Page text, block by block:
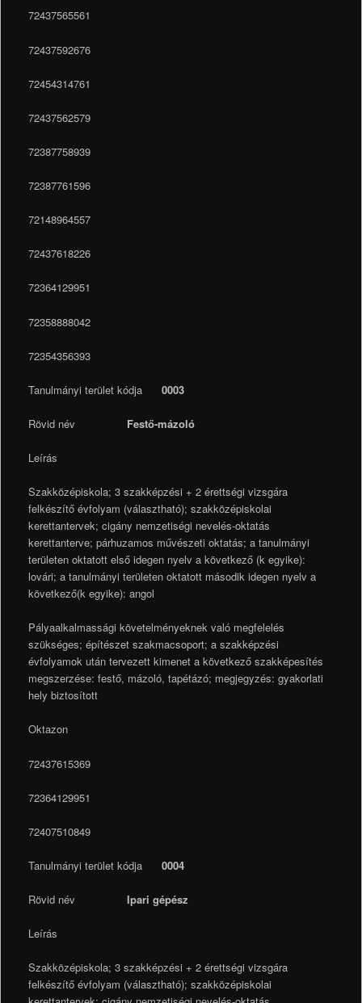
72437565561
72437592676
72454314761
72437562579
72387758939
72387761596
72148964557
72437618226
72364129951
72358888042
72354356393
Tanulmányi terület kódja 0003
Rövid név Festő-mázoló
Leírás
Szakközépiskola; 3 szakképzési + 2 érettségi vizsgára
felkészítő évfolyam (választható); szakközépiskolai
kerettantervek; cigány nemzetiségi nevelés-oktatás
kerettanterve; párhuzamos művészeti oktatás; a tanulmányi
területen oktatott első idegen nyelv a következő (k egyike):
lovári; a tanulmányi területen oktatott második idegen nyelv a
következő(k egyike): angol
Pályaalkalmassági követelményeknek való megfelelés
szükséges; építészet szakmacsoport; a szakképzési
évfolyamok után tervezett kimenet a következő szakképesítés
megszerzése: festő, mázoló, tapétázó; megjegyzés: gyakorlati
hely biztosított
Oktazon
72437615369
72364129951
72407510849
Tanulmányi terület kódja 0004
Rövid név Ipari gépész
Leírás
Szakközépiskola; 3 szakképzési + 2 érettségi vizsgára
felkészítő évfolyam (választható); szakközépiskolai